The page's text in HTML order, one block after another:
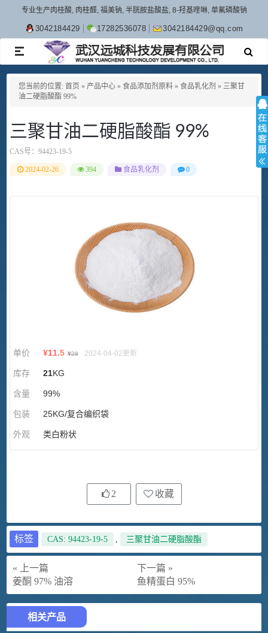
专业生产肉桂酸, 肉桂醛, 福美钠, 半胱胺盐酸盐, 8-羟基喹啉, 单氟磷酸钠
3042184429 17282536078 3042184429@qq.com
TOGGLE
NAVIGATION
您当前的位置: 首页 » 产品中心 » 食品添加剂原料 » 食品乳化剂 » 三聚甘
油二硬脂酸酯 99%
三聚甘油二硬脂酸酯 99%
CAS号： 94423-19-5
2024-02-26 394 食品乳化剂 0
单价 ¥11.5 ¥28 2024-04-02更新
库存 21KG
含量 99%
包装 25KG/复合编织袋
外观 类白粉状
2 收藏
标签 CAS: 94423-19-5 , 三聚甘油二硬脂酸酯
« 上一篇
姜酮 97% 油溶
下一篇 »
鱼精蛋白 95%
相关产品